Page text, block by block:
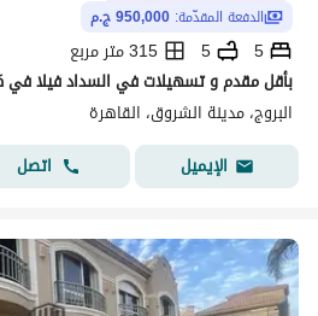
الدفعة المقدّمة: 950,000 ج.م
5
5
315 متر مربع
البروج، مدينة الشروق، القاهرة
الإيميل
اتصل